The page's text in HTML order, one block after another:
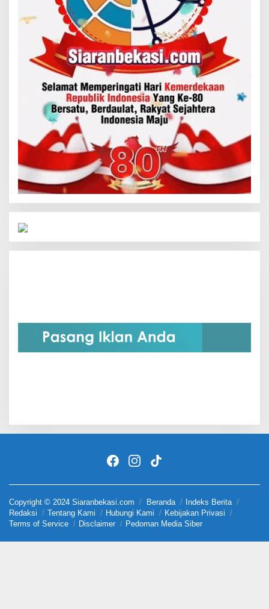
Copyright © 2024 Siaranbekasi.com Beranda
Indeks Berita
Redaksi
Tentang Kami Hubungi Kami
Kebijakan Privasi
Terms of Service
Disclaimer Pedoman Media Siber